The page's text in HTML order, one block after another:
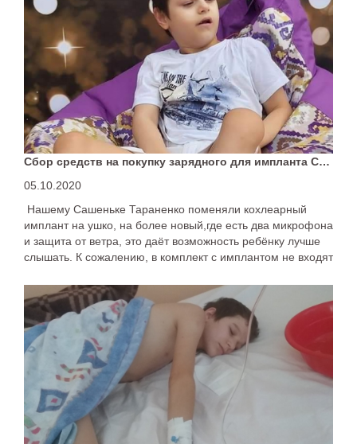
Сбор средств на покупку зарядного для импланта Саши Тараненко
05.10.2020
Нашему Сашеньке Тараненко поменяли кохлеарный
имплант на ушко, на более новый,где есть два микрофона
и защита от ветра, это даёт возможность ребёнку лучше
слышать. К сожалению, в комплект с имплантом не входят